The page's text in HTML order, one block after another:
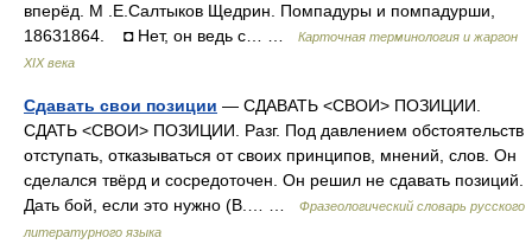
вперёд. М .Е.Салтыков Щедрин. Помпадуры и помпадурши,
18631864. ◘ Нет, он ведь с… …
Карточная терминология и жаргон
XIX века
Сдавать свои позиции — СДАВАТЬ <СВОИ> ПОЗИЦИИ.
СДАТЬ <СВОИ> ПОЗИЦИИ. Разг. Под давлением обстоятельств
отступать, отказываться от своих принципов, мнений, слов. Он
сделался твёрд и сосредоточен. Он решил не сдавать позиций.
Дать бой, если это нужно (В.… …
Фразеологический словарь русского
литературного языка